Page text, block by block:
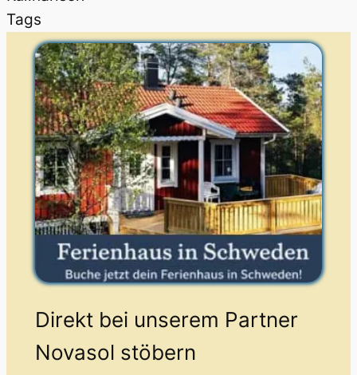
Tags
Direkt bei unserem Partner
Novasol stöbern